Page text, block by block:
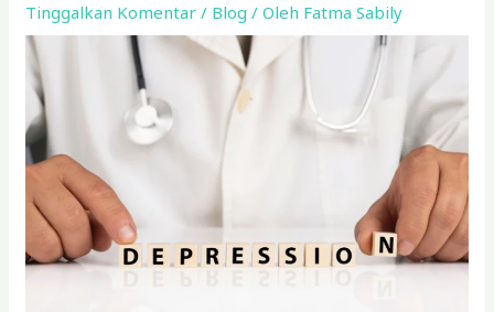
Tinggalkan Komentar / Blog / Oleh Fatma Sabily